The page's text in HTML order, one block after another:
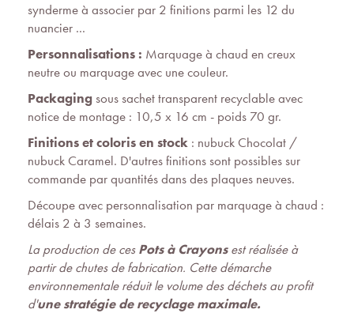
synderme à associer par 2 finitions parmi les 12 du
nuancier ...
Personnalisations : Marquage à chaud en creux
neutre ou marquage avec une couleur.
Packagingsous sachet transparent recyclable avec
notice de montage : 10,5 x 16 cm - poids 70 gr.
Finitions et coloris en stock : nubuck Chocolat /
nubuck Caramel. D'autres finitions sont possibles sur
commande par quantités dans des plaques neuves.
Découpe avec personnalisation par marquage à chaud :
délais 2 à 3 semaines.
La production de cesPots à Crayonsest réalisée à
partir de chutes de fabrication. Cette démarche
environnementale réduit le volume des déchets au profit
d'une stratégie de recyclage maximale.